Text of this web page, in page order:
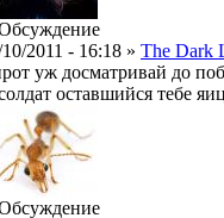
2011 - 16:18 » The Dark
уж досматривай до
оставшийся тебе